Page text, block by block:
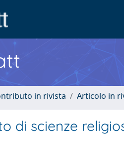
in rivista Articolo in
di scienze